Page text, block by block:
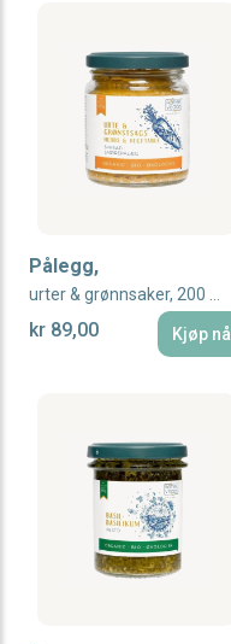
Pålegg,
kr 89,00 Kjøp nå